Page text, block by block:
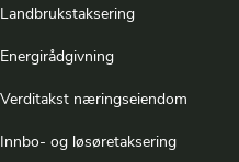
Landbrukstaksering
Energirådgivning
Verditakst næringseiendom
Innbo- og løsøretaksering